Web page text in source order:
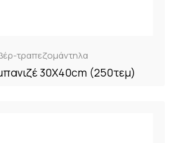
τραπεζομάντηλα
30Χ40cm (250τεμ)